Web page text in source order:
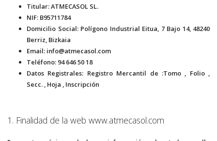
Titular: ATMECASOL SL.
NIF: B95711784
Domicilio Social: Polígono Industrial Eitua, 7 Bajo 14, 48240
Berriz, Bizkaia
Email: info@atmecasol.com
Teléfono: 94 646 50 18
Datos Registrales: Registro Mercantil de :Tomo , Folio ,
Secc. , Hoja , Inscripción
1. Finalidad de la web www.atmecasol.com